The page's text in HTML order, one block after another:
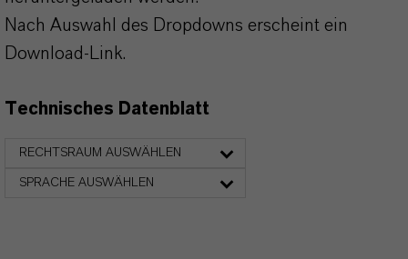
Nach Auswahl des Dropdowns erscheint ein
Download-Link.
Technisches Datenblatt
RECHTSRAUM AUSWÄHLEN
SPRACHE AUSWÄHLEN